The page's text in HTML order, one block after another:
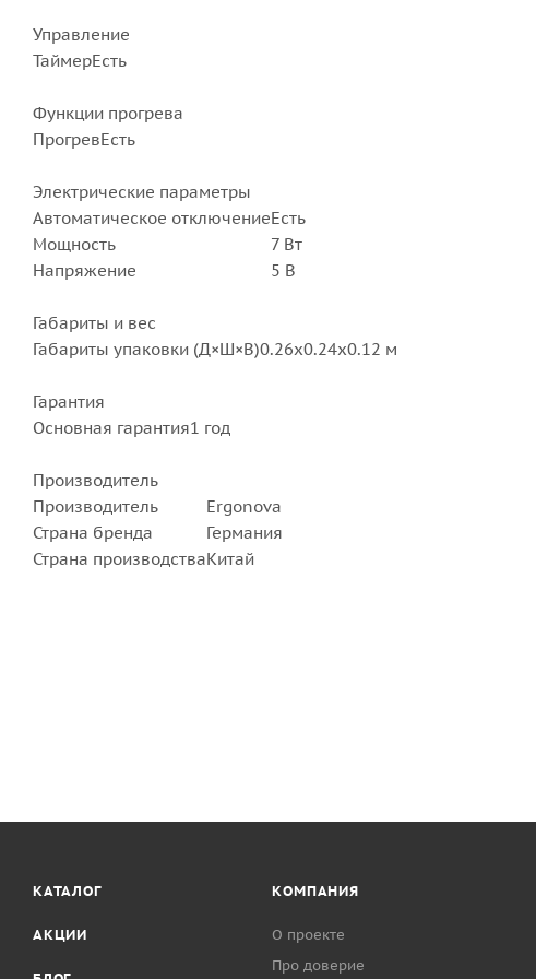
Управление
ТаймерЕсть
Функции прогрева
ПрогревЕсть
Электрические параметры
Автоматическое отключениеЕсть
Мощность
7 Вт
Напряжение
5 В
Габариты и вес
Габариты упаковки (Д×Ш×В)0.26x0.24x0.12 м
Гарантия
Основная гарантия1 год
Производитель
Производитель
Ergonova
Страна бренда
Германия
Страна производстваКитай
КАТАЛОГ
АКЦИИ
КОМПАНИЯ
О проекте
Про доверие